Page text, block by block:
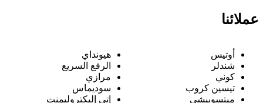
عملائنا
أوتيس
شندلر
كوني
تيسين كروب
ميتسوبيشي
هيونداي
الرفع السريع
مرازي
سوديماس
إتي إليكتروليمنت